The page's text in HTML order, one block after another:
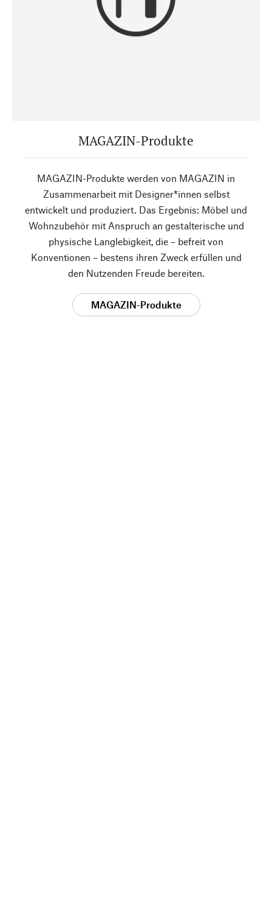
MAGAZIN-Produkte
MAGAZIN-Produkte werden von MAGAZIN in
Zusammenarbeit mit Designer*innen selbst
entwickelt und produziert. Das Ergebnis: Möbel und
Wohnzubehör mit Anspruch an gestalterische und
physische Langlebigkeit, die – befreit von
Konventionen – bestens ihren Zweck erfüllen und
den Nutzenden Freude bereiten.
MAGAZIN-Produkte